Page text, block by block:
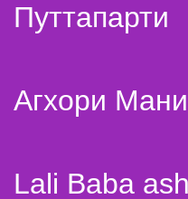
Путтапарти
Агхори
Lali Baba